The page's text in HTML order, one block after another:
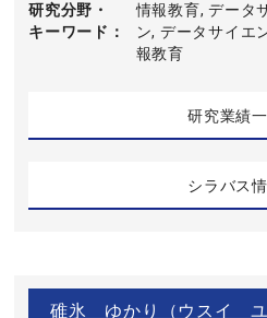
研究分野・
キーワード
情報教育, データ
ン, データサイエ
報教育
研究業績
シラバス
碓氷 ゆかり（ウスイ ユ